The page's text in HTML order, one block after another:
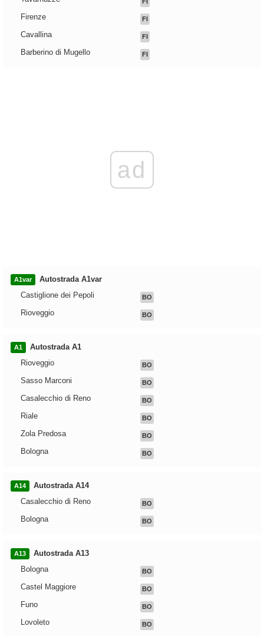
Firenze FI
Cavallina FI
Barberino di Mugello FI
ad
A1var
Autostrada A1var
Castiglione dei Pepoli
BO
Rioveggio BO
A1
Autostrada A1
Rioveggio
BO
Sasso Marconi BO
Casalecchio di Reno BO
Riale BO
Zola Predosa BO
Bologna BO
A14
Autostrada A14
Casalecchio di Reno
BO
Bologna BO
A13
Autostrada A13
Bologna
BO
Castel Maggiore BO
Funo BO
Lovoleto BO